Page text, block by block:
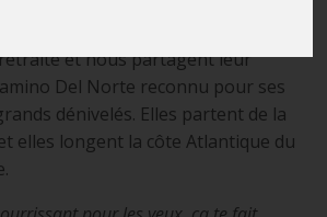
et nous partagent leur
Del Norte reconnu pour ses
dénivelés. Elles partent de la
elles longent la côte Atlantique du